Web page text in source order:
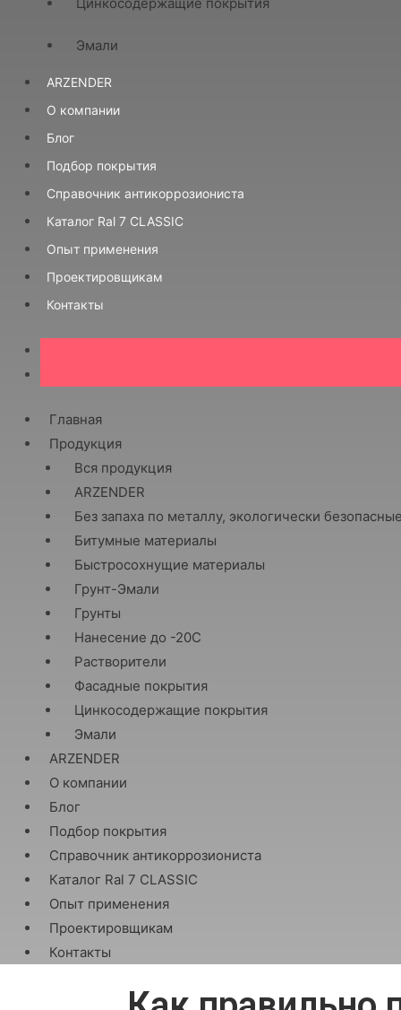
Эмали
ARZENDER
О компании
Блог
Подбор покрытия
Справочник антикоррозиониста
Каталог Ral 7 CLASSIC
Опыт применения
Проектировщикам
Контакты
Главная
Продукция
Вся продукция
ARZENDER
Без запаха по металлу, экологически
Битумные материалы
Быстросохнущие материалы
Грунт-Эмали
Грунты
Нанесение до -20С
Растворители
Фасадные покрытия
Цинкосодержащие покрытия
Эмали
ARZENDER
О компании
Блог
Подбор покрытия
Справочник антикоррозиониста
Каталог Ral 7 CLASSIC
Опыт применения
Проектировщикам
Контакты